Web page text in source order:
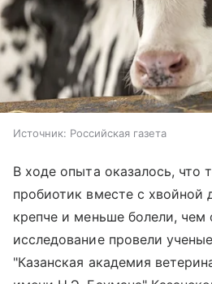
Источник: Российская газета
В ходе опыта оказалось, что
пробиотик вместе с хвойной
крепче и меньше болели, чем
исследование провели
"Казанская академия